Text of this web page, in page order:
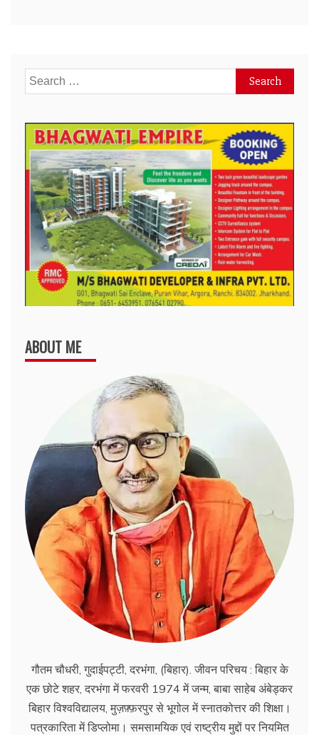
Search
for:
ABOUT ME
गौतम चौधरी, गुदाईपट्टी, दरभंगा, (बिहार). जीवन परिचय : बिहार के
एक छोटे शहर, दरभंगा में फरवरी 1974 में जन्म, बाबा साहेब अंबेड्कर
बिहार विश्वविद्यालय, मुज़फ़्फ़रपुर से भूगोल में स्नातकोत्तर की शिक्षा।
पत्रकारिता में डिप्लोमा। समसामयिक एवं राष्ट्रीय मुद्दों पर नियमित